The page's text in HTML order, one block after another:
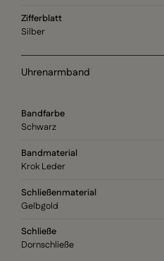
Zifferblatt
Silber
Uhrenarmband
Bandfarbe
Schwarz
Bandmaterial
Krok Leder
Schließenmaterial
Gelbgold
Schließe
Dornschließe